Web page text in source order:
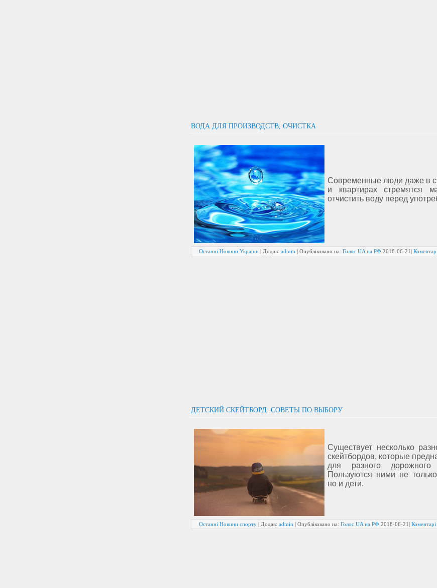
ВОДА ДЛЯ ПРОИЗВОДСТВ, ОЧИСТКА
Современные люди даже в
и квартирах стремятся
отчистить воду перед
Останні Новини України | Додав: admin | Опубліковано на: Голос UA на РФ 2018-06-21|
ДЕТСКИЙ СКЕЙТБОРД: СОВЕТЫ ПО ВЫБОРУ
Существует несколько
скейтбордов, которые
для разного дорожного
Пользуются ними не
но и дети.
Останні Новини спорту | Додав: admin | Опубліковано на: Голос UA на РФ 2018-06-21|